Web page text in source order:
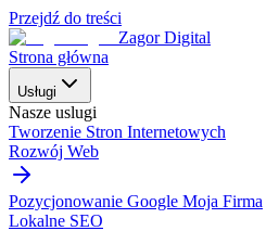
Przejdź do treści
Zagor Digital
Strona główna
Usługi
Nasze uslugi
Tworzenie Stron Internetowych
Rozwój Web
Pozycjonowanie Google Moja Firma
Lokalne SEO